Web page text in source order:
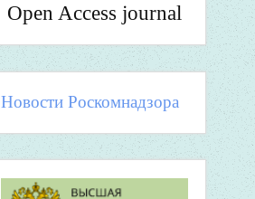
Open Access journal
Новости Роскомнадзора